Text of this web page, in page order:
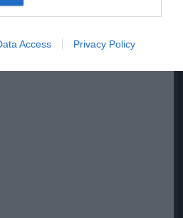
Access Privacy Policy